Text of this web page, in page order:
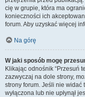
cię w grupie, która ma
konieczności ich
forum. Aby uzyskać więcej
Na górę
W jaki sposób mogę
Klikając odnośnik “Przesuń
zazwyczaj na dole strony,
strony forum. Jeśli nie widać
wyłączona lub nie upłynął